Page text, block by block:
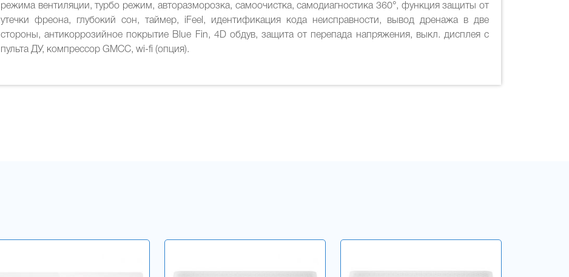
режима вентиляции, турбо режим, авторазморозка, самоочистка, самодиагностика 360°, функция защиты от
утечки фреона, глубокий сон, таймер, iFeel, идентификация кода неисправности, вывод дренажа в две
стороны, антикоррозийное покрытие Blue Fin, 4D обдув, защита от перепада напряжения, выкл. дисплея с
пульта ДУ, компрессор GMCC, wi-fi (опция).